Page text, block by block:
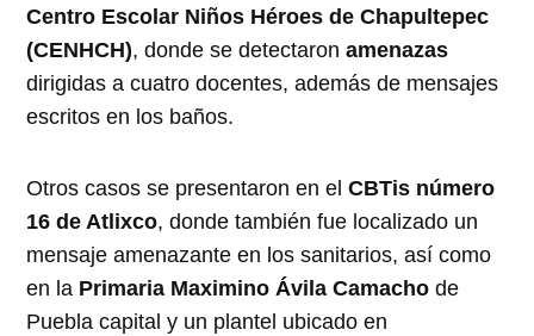
Centro Escolar Niños Héroes de Chapultepec
(CENHCH), donde se detectaronamenazas
dirigidas a cuatro docentes, además de mensajes
escritos en los baños.
Otros casos se presentaron en elCBTis número
16 de Atlixco, donde también fue localizado un
mensaje amenazante en los sanitarios, así como
en la Primaria Maximino Ávila Camacho de
Puebla capital y un plantel ubicado en